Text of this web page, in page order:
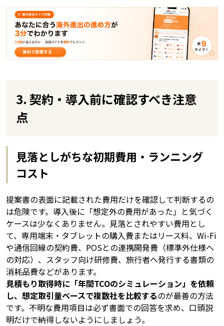
3. 契約・導入前に確認すべき注意
点
見落としがちな初期費用・ランニング
コスト
提案書の表面に記載された費用だけを確認して判断するの
は危険です。導入後に「想定外の費用があった」と気づく
ケースは少なくありません。見落とされやすい費用とし
て、専用端末・タブレットの購入費またはリース料、Wi-Fi
や通信回線の契約費、POSとの連携開発費（標準外仕様へ
の対応）、スタッフ向け研修費、旅行者へ発行する書類の
消耗品費などがあります。
見積もり取得時に「年間TCOのシミュレーション」を依頼
し、想定取引量ベースで複数社を比較するのが最善の方法
です。不明な費用項目は必ず書面での回答を求め、口頭説
明だけで納得しないようにしましょう。